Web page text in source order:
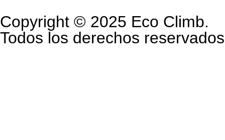
Copyright © 2025 Eco Climb.
Todos los derechos reservados